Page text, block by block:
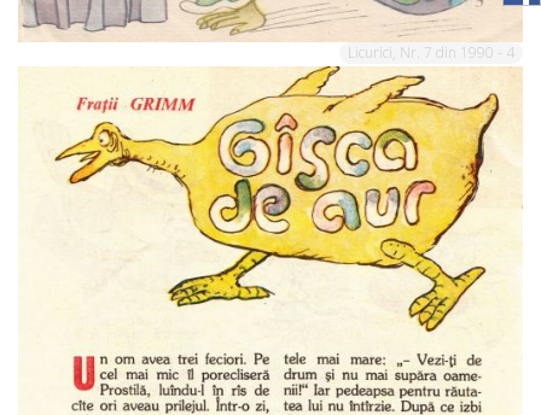
Licurici, Nr. 7 din 1990 - 4